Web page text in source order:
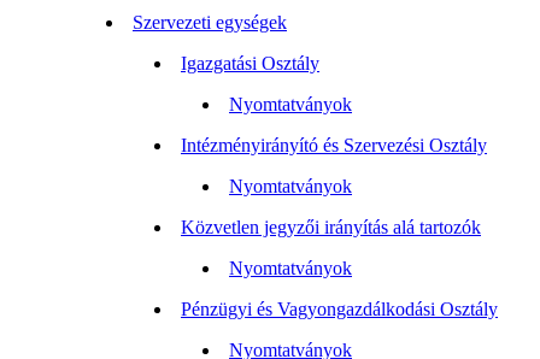
Szervezeti egységek
Igazgatási Osztály
Nyomtatványok
Intézményirányító és Szervezési Osztály
Nyomtatványok
Közvetlen jegyzői irányítás alá tartozók
Nyomtatványok
Pénzügyi és Vagyongazdálkodási Osztály
Nyomtatványok